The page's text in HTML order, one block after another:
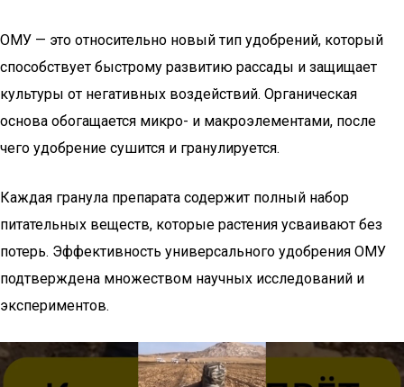
ОМУ — это относительно новый тип удобрений, который
способствует быстрому развитию рассады и защищает
культуры от негативных воздействий. Органическая
основа обогащается микро- и макроэлементами, после
чего удобрение сушится и гранулируется.
Каждая гранула препарата содержит полный набор
питательных веществ, которые растения усваивают без
потерь. Эффективность универсального удобрения ОМУ
подтверждена множеством научных исследований и
экспериментов.